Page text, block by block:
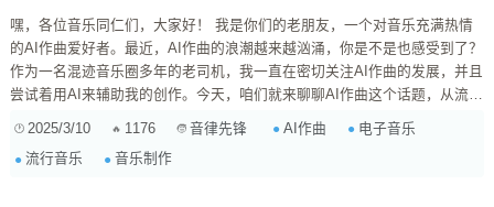
嘿，各位音乐同仁们，大家好！ 我是你们的老朋友，一个对音乐充满热情
的AI作曲爱好者。最近，AI作曲的浪潮越来越汹涌，你是不是也感受到了？
作为一名混迹音乐圈多年的老司机，我一直在密切关注AI作曲的发展，并且
尝试着用AI来辅助我的创作。今天，咱们就来聊聊AI作曲这个话题，从流行
到底能干什么？简单来说，它可以帮你完成很多繁琐、重复性的工作，甚至
2025/3/10 1176 音律先锋 AI作曲
电子音乐
流行音乐
音乐制作